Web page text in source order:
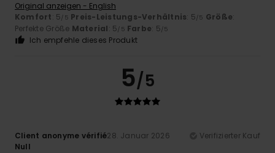
Original anzeigen - English
Komfort: 5/5 Preis-Leistungs-Verhältnis: 5/5 Größe:
Perfekte Größe Material: 5/5 Farbe: 5/5
Ich empfehle dieses Produkt
5/5
Client anonyme vérifié28. Januar 2026
Verifizierter Kauf
Null